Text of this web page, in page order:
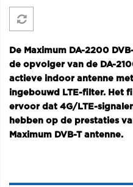
De Maximum DA-2200
de opvolger van de DA-
actieve indoor antenne
ingebouwd LTE-filter. Het
ervoor dat 4G/LTE-
hebben op de prestaties
Maximum DVB-T antenne.